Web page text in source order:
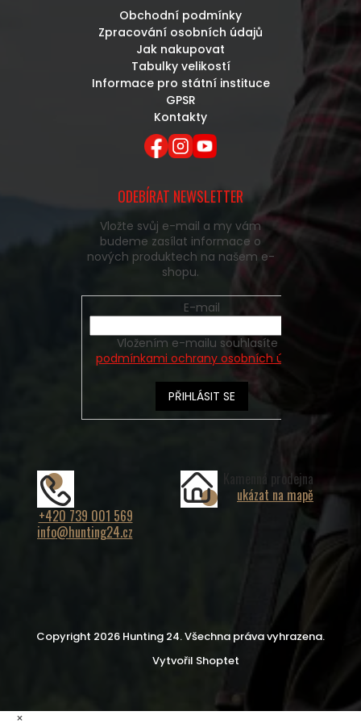
Obchodní podmínky
Zpracování osobních údajů
Jak nakupovat
Tabulky velikostí
Informace pro státní instituce
GPSR
Kontakty
ODEBÍRAT NEWSLETTER
Vložte svůj e-mail a my vám
budeme zasílat informace o
nových produktech na našem e-
shopu.
E-mail
podmínkami ochrany osobních údajů
PŘIHLÁSIT SE
+420 739 001 569
info@hunting24.cz
Kamenná prodejna
ukázat na mapě
Vytvořil Shoptet
Copyright 2026 Hunting 24. Všechna práva vyhrazena.
×